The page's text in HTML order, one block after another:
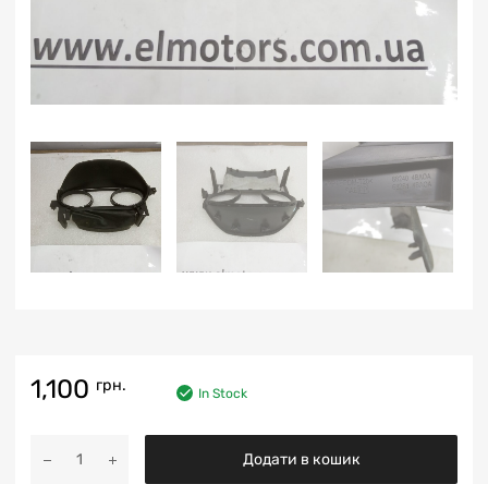
1,100 грн. In Stock
Додати в кошик